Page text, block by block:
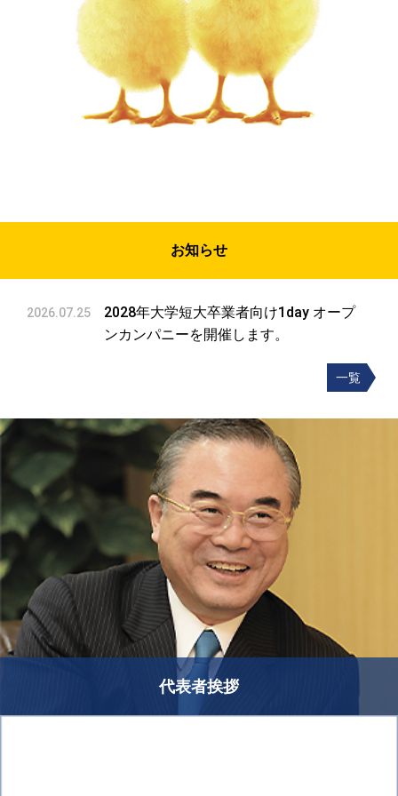
お知らせ
2026.07.25
2028年大学短大卒業者向け1day オープ
ンカンパニーを開催します。
一覧
代表者挨拶